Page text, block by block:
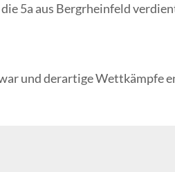
5a aus Bergrheinfeld
und derartige Wettkämpfe